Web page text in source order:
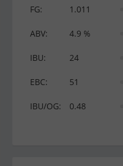
FG: 1.011
ABV: 4.9 %
IBU: 24
EBC: 51
IBU/OG:
0.48